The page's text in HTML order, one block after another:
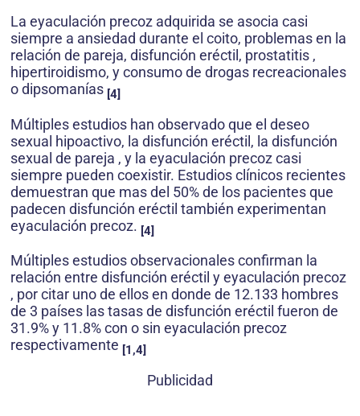
La eyaculación precoz adquirida se asocia casi
siempre a ansiedad durante el coito, problemas en la
relación de pareja, disfunción eréctil, prostatitis ,
hipertiroidismo, y consumo de drogas recreacionales
o dipsomanías [4]
Múltiples estudios han observado que el deseo
sexual hipoactivo, la disfunción eréctil, la disfunción
sexual de pareja , y la eyaculación precoz casi
siempre pueden coexistir. Estudios clínicos recientes
demuestran que mas del 50% de los pacientes que
padecen disfunción eréctil también experimentan
eyaculación precoz. [4]
Múltiples estudios observacionales confirman la
relación entre disfunción eréctil y eyaculación precoz
, por citar uno de ellos en donde de 12.133 hombres
de 3 países las tasas de disfunción eréctil fueron de
31.9% y 11.8% con o sin eyaculación precoz
respectivamente [1,4]
Publicidad